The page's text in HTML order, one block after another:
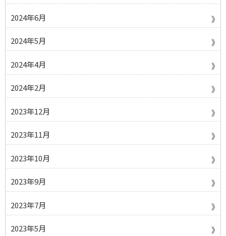
2024年6月
2024年5月
2024年4月
2024年2月
2023年12月
2023年11月
2023年10月
2023年9月
2023年7月
2023年5月